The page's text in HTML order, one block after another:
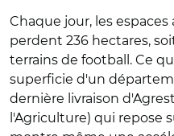
Chaque jour, les
perdent 236 hectares,
terrains de football. Ce
superficie d'un
dernière livraison
l'Agriculture) qui repose